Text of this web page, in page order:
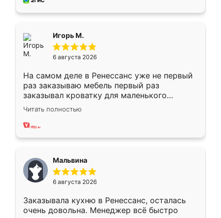
Игорь М.
6 августа 2026
На самом деле в Ренессанс уже не первый
раз заказываю мебель первый раз
заказывал кроватку для маленького
ребёнка при его рождении ,во второй раз
заказал шкаф-купе. По качеству очень
хорошее сборка достаточно быстрая,
меньше, здесь же он более разнообразный.
Мне нравится ,если что-то потребуется из
мебели буду заказывать только здесь.
Читать полностью
Мальвина
6 августа 2026
Заказывала кухню в Ренессанс, осталась
очень довольна. Менеджер всё быстро